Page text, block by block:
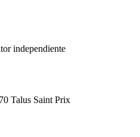
independiente
Talus Saint Prix